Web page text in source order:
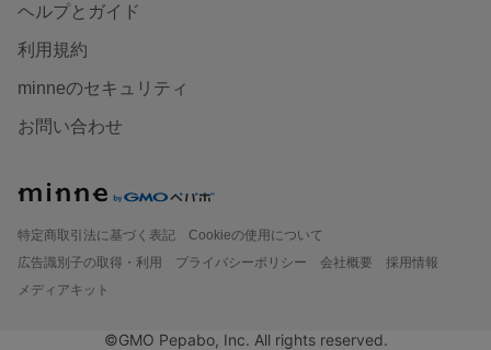
ヘルプとガイド
利用規約
minneのセキュリティ
お問い合わせ
特定商取引法に基づく表記
Cookieの使用について
広告識別子の取得・利用
プライバシーポリシー 会社概要
採用情報
メディアキット
©GMO Pepabo, Inc. All rights reserved.